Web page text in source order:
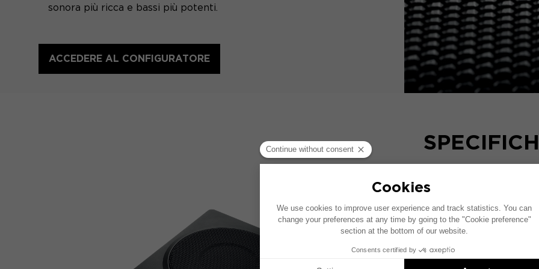
sonora più ricca e bassi più potenti.
ACCEDERE AL CONFIGURATORE
Suono - Acustica
Suono - Elettronica